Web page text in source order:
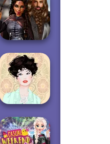
Lulus Fashion
World
Medieval
Princesses